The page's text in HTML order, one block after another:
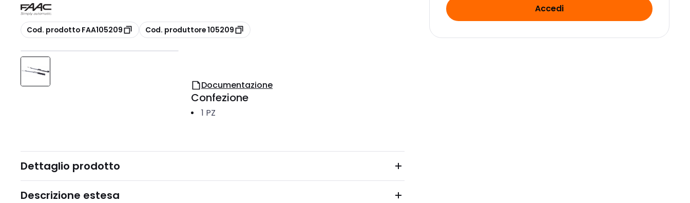
copia
Cod. prodotto FAA105209 copia
Cod. produttore 105209
Accedi
Documentazione
Confezione
1 PZ
Dettaglio prodotto
Descrizione estesa